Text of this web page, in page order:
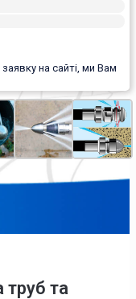
на сайті, ми Вам
труб та